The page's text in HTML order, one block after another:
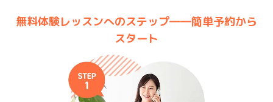
無料体験レッスンへのステップ――簡単予約から
スタート